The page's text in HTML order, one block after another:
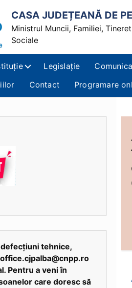
CASA JUDEȚEANĂ DE
Ministrul Muncii, Familiei,
Sociale
Legislație
Contact Programare
tehnice,
Pentru a veni în
care doresc să